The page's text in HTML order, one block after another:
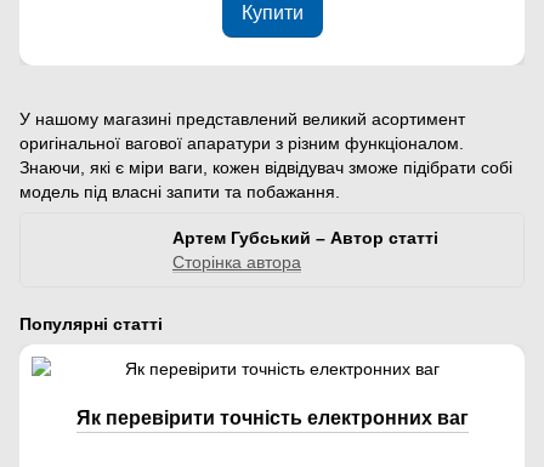
Купити
У нашому магазині представлений великий асортимент
оригінальної вагової апаратури з різним функціоналом.
Знаючи, які є міри ваги, кожен відвідувач зможе підібрати собі
модель під власні запити та побажання.
Артем Губський – Автор статті
Сторінка автора
Популярні статті
Як перевірити точність електронних ваг